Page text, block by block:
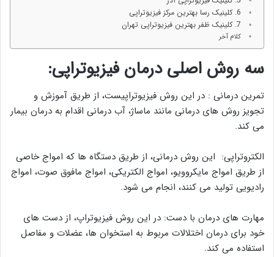
6. کلینیک رسا بهترین مرکز فیزیوتراپی
7. کلینیک ظفر بهترین فیزیوتراپی تهران
کلام آخر
سه روش اصلی درمان فیزیوتراپی:
تمرین درمانی : در این روش فیزیوتراپیست، از طریق آموزش و
تجویز روش های درمانی مانند ماساژ، آب درمانی اقدام به درمان بیمار
می کند.
الکتروتراپی: این روش درمانی، از طریق دستگاه ها که امواج خاصی
از طریق امواج مایکروویو، امواج الکتریکی، امواج مافوق صوت، امواج
رادیویی تولید می کنند، انجام می شود.
مهارت های درمان با دست: در این روش فیزیوتراپ، از دست های
خود برای درمان اختلالات مربوط به استخوان ها، عضلات و مفاصل
استفاده می کند.